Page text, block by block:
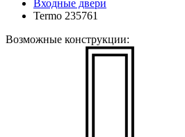
Входные двери
Termo 235761
Возможные конструкции: